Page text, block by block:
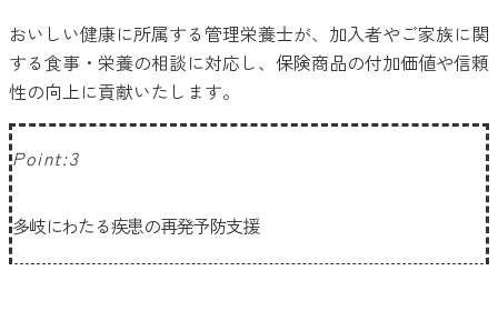
おいしい健康に所属する管理栄養士が、加入者やご家族に関
する食事・栄養の相談に対応し、保険商品の付加価値や信頼
性の向上に貢献いたします。
Point:3
多岐にわたる疾患の再発予防支援